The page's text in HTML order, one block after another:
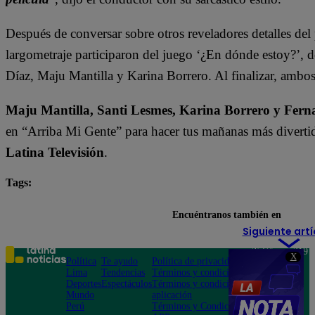
X
Después de conversar sobre otros reveladores detalles
largometraje participaron del juego ‘¿En dónde estoy?’,
Díaz, Maju Mantilla y Karina Borrero. Al finalizar,
Maju Mantilla, Santi Lesmes, Karina Borrero y
en “Arriba Mi Gente” para hacer tus mañanas más
Latina Televisión.
Tags:
Siguiente
Encuéntranos también en
Política
Lima
Deportes
Mundo
Perú
Te ayudo
Tendencias
Espectáculos
Política de privacidad
Términos y condiciones
Términos y condiciones
aplicación
Términos y Condiciones
Teléfono: 219
Av. San
Felipe 968
Jesús María